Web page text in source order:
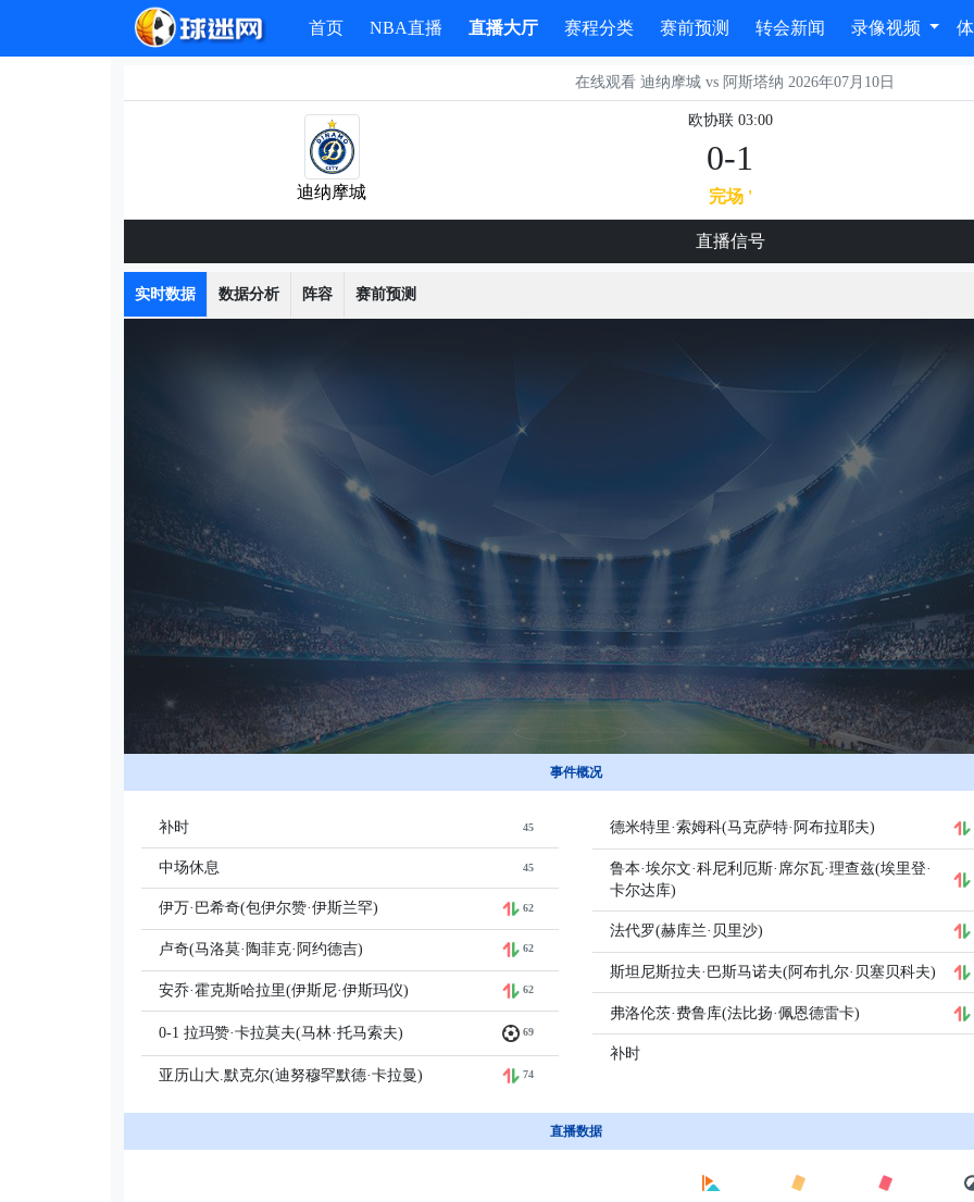
首页 NBA直播 直播大厅 赛程分类 赛前预测 转会新闻 录像视频
在线观看 迪纳摩城 vs 阿斯塔纳 2026年07月10日
迪纳摩城
欧协联 03:00
0-1
完场 '
直播信号
实时数据 数据分析 阵容 赛前预测
事件概况
补时 45
中场休息 45
伊万·巴希奇(包伊尔赞·伊斯兰罕) 62
卢奇(马洛莫·陶菲克·阿约德吉) 62
安乔·霍克斯哈拉里(伊斯尼·伊斯玛仪) 62
0-1 拉玛赞·卡拉莫夫(马林·托马索夫) 69
亚历山大.默克尔(迪努穆罕默德·卡拉曼) 74
德米特里·索姆科(马克萨特·阿布拉耶夫)
鲁本·埃尔文·科尼利厄斯·席尔瓦·理查兹(埃里登·
卡尔达库)
法代罗(赫库兰·贝里沙)
斯坦尼斯拉夫·巴斯马诺夫(阿布扎尔·贝塞贝科夫)
弗洛伦茨·费鲁库(法比扬·佩恩德雷卡)
补时
直播数据